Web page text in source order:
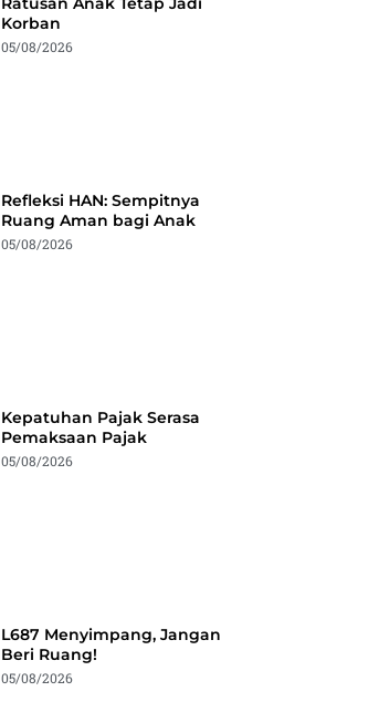
Korban
05/08/2026
Refleksi HAN: Sempitnya
Ruang Aman bagi Anak
05/08/2026
Kepatuhan Pajak Serasa
Pemaksaan Pajak
05/08/2026
L687 Menyimpang, Jangan
Beri Ruang!
05/08/2026